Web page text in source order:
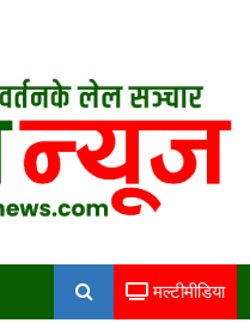
मल्टीमीडिया